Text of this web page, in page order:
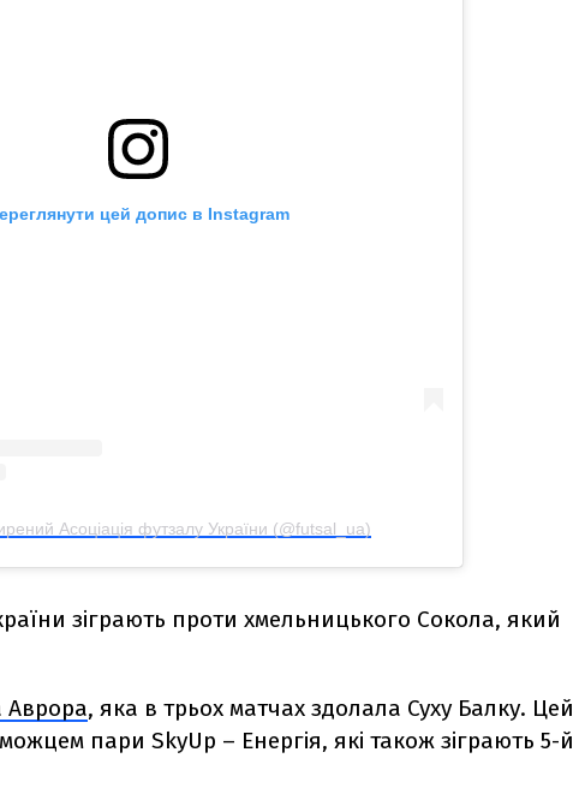
цей допис в Instagram
Асоціація футзалу України (@futsal_ua)
зіграють проти хмельницького Сокола, який
, яка в трьох матчах здолала Суху Балку. Цей
пари SkyUp – Енергія, які також зіграють 5-й